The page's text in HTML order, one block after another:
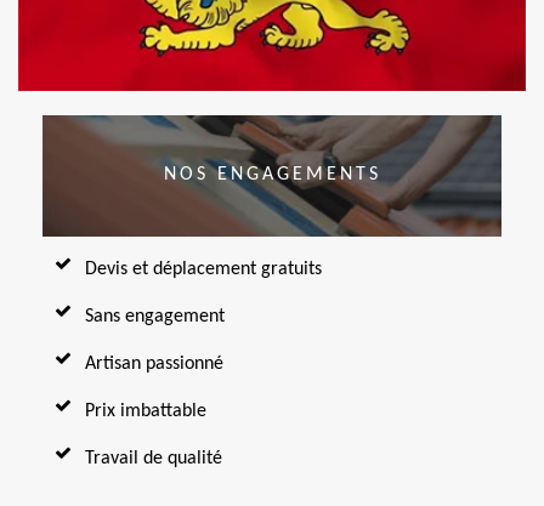
NOS ENGAGEMENTS
Devis et déplacement gratuits
Sans engagement
Artisan passionné
Prix imbattable
Travail de qualité